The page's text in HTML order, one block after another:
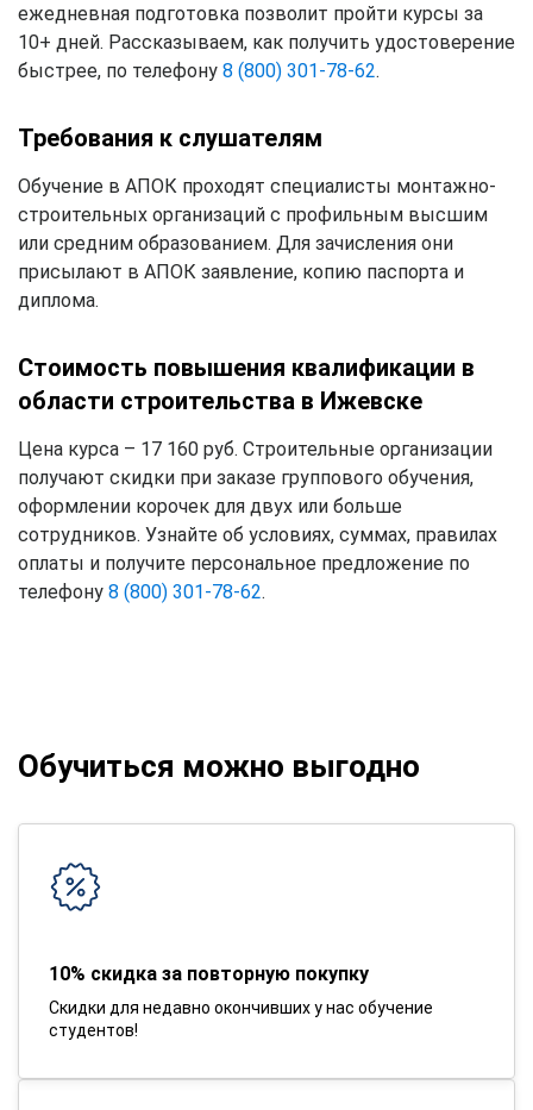
ежедневная подготовка позволит пройти курсы за
10+ дней. Рассказываем, как получить удостоверение
быстрее, по телефону 8 (800) 301-78-62.
Требования к слушателям
Обучение в АПОК проходят специалисты монтажно-
строительных организаций с профильным высшим
или средним образованием. Для зачисления они
присылают в АПОК заявление, копию паспорта и
диплома.
Стоимость повышения квалификации в
области строительства в Ижевске
Цена курса – 17 160 руб. Строительные организации
получают скидки при заказе группового обучения,
оформлении корочек для двух или больше
сотрудников. Узнайте об условиях, суммах, правилах
оплаты и получите персональное предложение по
телефону 8 (800) 301-78-62.
Обучиться можно выгодно
10% скидка за повторную покупку
Скидки для недавно окончивших у нас обучение
студентов!